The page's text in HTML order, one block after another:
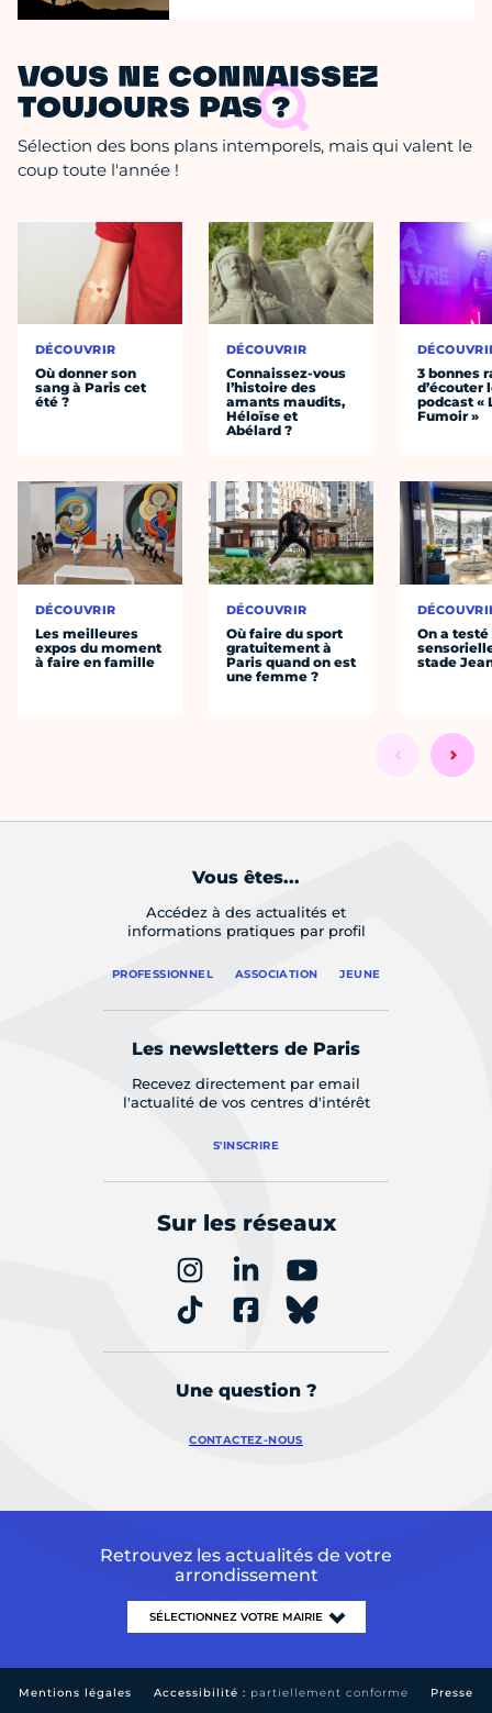
VOUS NE CONNAISSEZ
TOUJOURS PAS ?
Sélection des bons plans intemporels, mais qui valent le
coup toute l'année !
DÉCOUVRIR
Où donner son
sang à Paris cet
été ?
DÉCOUVRIR
Les meilleures
expos du moment
à faire en famille
DÉCOUVRIR
Connaissez-vous
l’histoire des
amants maudits,
Héloïse et
Abélard ?
DÉCOUVRIR
Où faire du sport
gratuitement à
Paris quand on est
une femme ?
3 bonnes
d’écouter
podcast «
Fumoir »
On a
stade
Vous êtes...
Accédez à des actualités et
informations pratiques par profil
PROFESSIONNEL ASSOCIATION JEUNE
Les newsletters de Paris
Recevez directement par email
l'actualité de vos centres d'intérêt
S'INSCRIRE
Sur les réseaux
Une question ?
CONTACTEZ-NOUS
Retrouvez les actualités de votre
arrondissement
Mentions légales Accessibilité : partiellement conforme Presse